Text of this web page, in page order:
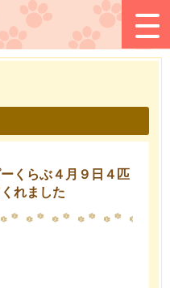
くらぶ４月９日４匹
れました